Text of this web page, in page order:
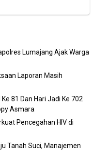
Lumajang Ajak Warga
Laporan Masih
81 Dan Hari Jadi Ke 702
Asmara
Pencegahan HIV di
Tanah Suci, Manajemen